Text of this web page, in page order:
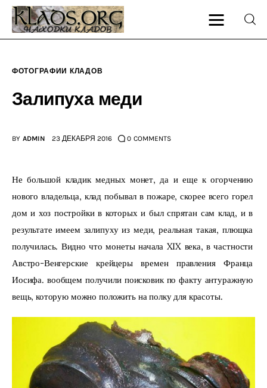
Контакт
ФОТОГРАФИИ КЛАДОВ
Залипуха меди
BY ADMIN 23 ДЕКАБРЯ 2016 0 COMMENTS
Не большой кладик медных монет, да и еще к огорчению
нового владельца, клад побывал в пожаре, скорее всего горел
дом и хоз постройки в которых и был спрятан сам клад, и в
результате имеем залипуху из меди, реальная такая, плющка
получилась. Видно что монеты начала XIX века, в частности
Австро-Венгерские крейцеры времен правления Франца
Иосифа. вообщем получили поисковик по факту антуражную
вещь, которую можно положить на полку для красоты.